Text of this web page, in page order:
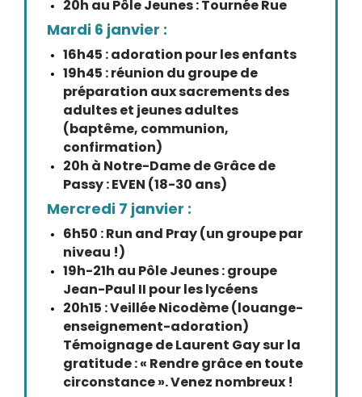
20h au Pôle Jeunes : Tournée Rue
Mardi 6 janvier :
16h45 : adoration pour les enfants
19h45 : réunion du groupe de
préparation aux sacrements des
adultes et jeunes adultes
(baptême, communion,
confirmation)
20h à Notre-Dame de Grâce de
Passy : EVEN (18-30 ans)
Mercredi 7 janvier :
6h50 : Run and Pray (un groupe par
niveau !)
19h-21h au Pôle Jeunes : groupe
Jean-Paul II pour les lycéens
20h15 : Veillée Nicodème (louange-
enseignement-adoration)
Témoignage de Laurent Gay sur la
gratitude : « Rendre grâce en toute
circonstance ». Venez nombreux !